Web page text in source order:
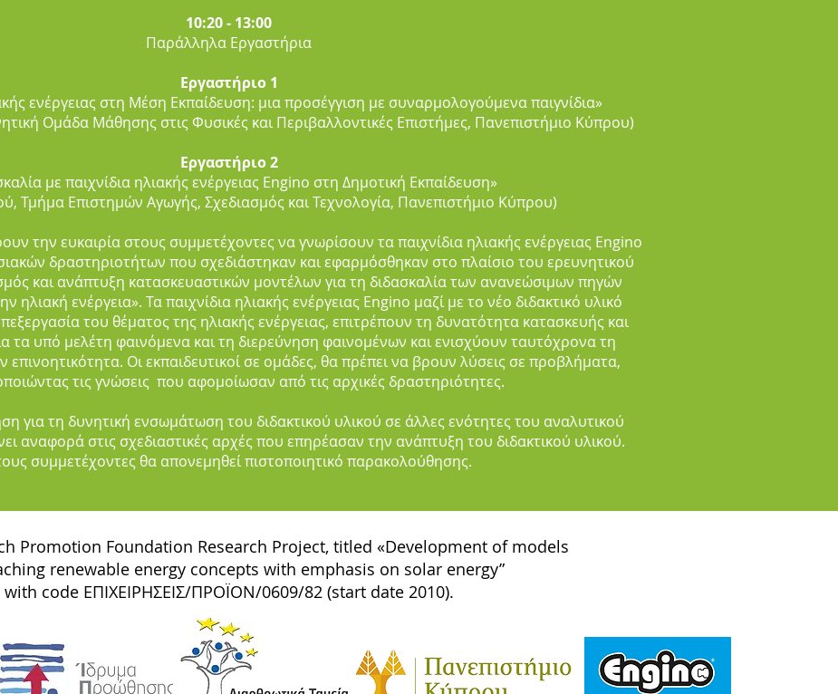
10:20 ‐ 13:00
Παράλληλα Εργαστήρια
Εργαστήριο 1
ενέργειας στη Μέση Εκπαίδευση: μια προσέγγιση με συναρμολογούμενα παιγνίδια»
Ομάδα Μάθησης στις Φυσικές και Περιβαλλοντικές Επιστήμες, Πανεπιστήμιο Κύπρου)
Εργαστήριο 2
με παιχνίδια ηλιακής ενέργειας Engino στη Δημοτική Εκπαίδευση»
Τμήμα Επιστημών Αγωγής, Σχεδιασμός και Τεχνολογία, Πανεπιστήμιο Κύπρου)
την ευκαιρία στους συμμετέχοντες να γνωρίσουν τα παιχνίδια ηλιακής ενέργειας Engino
δραστηριοτήτων που σχεδιάστηκαν και εφαρμόσθηκαν στο πλαίσιο του ερευνητικού
και ανάπτυξη κατασκευαστικών μοντέλων για τη διδασκαλία των ανανεώσιμων πηγών
ηλιακή ενέργεια». Τα παιχνίδια ηλιακής ενέργειας Engino μαζί με το νέο διδακτικό υλικό
του θέματος της ηλιακής ενέργειας, επιτρέπουν τη δυνατότητα κατασκευής και
τα υπό μελέτη φαινόμενα και τη διερεύνηση φαινομένων και ενισχύουν ταυτόχρονα τη
επινοητικότητα. Οι εκπαιδευτικοί σε ομάδες, θα πρέπει να βρουν λύσεις σε προβλήματα,
τις γνώσεις που αφομοίωσαν από τις αρχικές δραστηριότητες.
για τη δυνητική ενσωμάτωση του διδακτικού υλικού σε άλλες ενότητες του αναλυτικού
αναφορά στις σχεδιαστικές αρχές που επηρέασαν την ανάπτυξη του διδακτικού υλικού.
συμμετέχοντες θα απονεμηθεί πιστοποιητικό παρακολούθησης.
Promotion Foundation Research Project, titled «Development of models
renewable energy concepts with emphasis on solar energy”
with code ΕΠΙΧΕΙΡΗΣΕΙΣ/ΠΡΟΪΟΝ/0609/82 (start date 2010).